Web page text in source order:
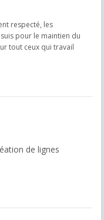
respecté, les
pour le maintien du
tout ceux qui travail
de lignes